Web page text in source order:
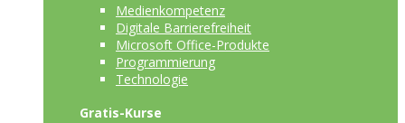
Medienkompetenz
Digitale Barrierefreiheit
Microsoft Office-Produkte
Programmierung
Technologie
Gratis-Kurse